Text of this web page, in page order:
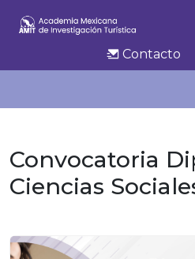
Contacto
Convocatoria
Ciencias